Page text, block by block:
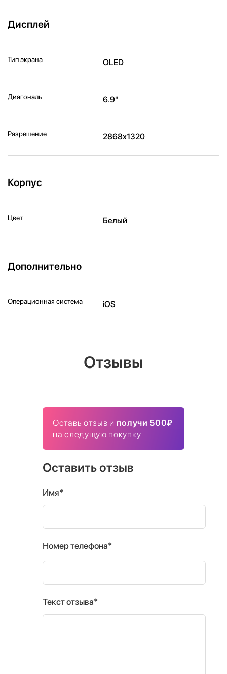
Дисплей
Тип экрана OLED
Диагональ 6.9"
Разрешение 2868x1320
Корпус
Цвет Белый
Дополнительно
Операционная система iOS
Отзывы
Оставь отзыв и получи 500₽
на следущую покупку
Оставить отзыв
Имя*
Номер телефона*
Текст отзыва*